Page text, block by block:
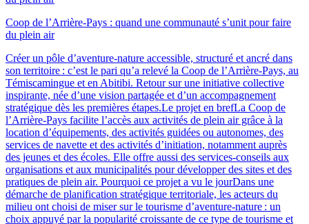
Coop de l’Arrière-Pays : quand une communauté s’unit pour faire
du plein air
Créer un pôle d’aventure-nature accessible, structuré et ancré dans
son territoire : c’est le pari qu’a relevé la Coop de l’Arrière-Pays, au
Témiscamingue et en Abitibi. Retour sur une initiative collective
inspirante, née d’une vision partagée et d’un accompagnement
stratégique dès les premières étapes.Le projet en brefLa Coop de
l’Arrière-Pays facilite l’accès aux activités de plein air grâce à la
location d’équipements, des activités guidées ou autonomes, des
services de navette et des activités d’initiation, notamment auprès
des jeunes et des écoles. Elle offre aussi des services‑conseils aux
organisations et aux municipalités pour développer des sites et des
pratiques de plein air. Pourquoi ce projet a vu le jourDans une
démarche de planification stratégique territoriale, les acteurs du
milieu ont choisi de miser sur le tourisme d’aventure‑nature : un
choix appuyé par la popularité croissante de ce type de tourisme et